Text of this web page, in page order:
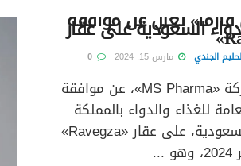
تعلن عن موافقة
السعودية على عقار
الجندي مارس 15, 2024
أعلنت شركة «MS Pharma»، عن موافقة
للغذاء والدواء بالمملكة
العربية السعودية، على عقار «Ravegza»